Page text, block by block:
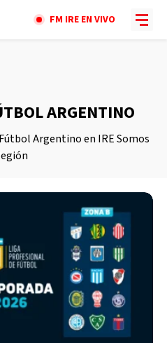
FM IRE EN VIVO
ARGENTINO
Argentino en IRE Somos